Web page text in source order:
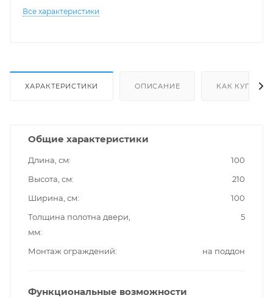
Все характеристики
ХАРАКТЕРИСТИКИ ОПИСАНИЕ КАК КУПИТЬ
Общие характеристики
Длина, см
100
Высота, см
210
Ширина, см
100
Толщина полотна двери,
мм
5
Монтаж ограждений на поддон
Функциональные возможности